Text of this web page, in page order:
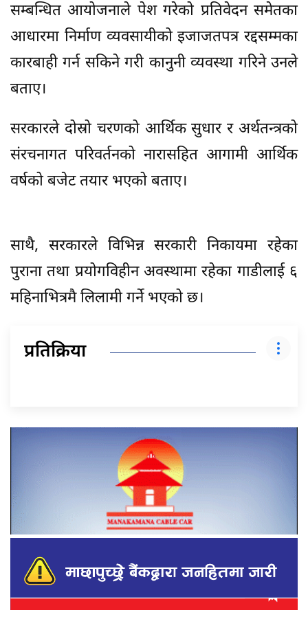
सम्बन्धित आयोजनाले पेश गरेको प्रतिवेदन समेतका
आधारमा निर्माण व्यवसायीको इजाजतपत्र रद्दसम्मका
कारबाही गर्न सकिने गरी कानुनी व्यवस्था गरिने उनले
बताए।
सरकारले दोस्रो चरणको आर्थिक सुधार र अर्थतन्त्रको
संरचनागत परिवर्तनको नारासहित आगामी आर्थिक
वर्षको बजेट तयार भएको बताए।
साथै, सरकारले विभिन्न सरकारी निकायमा रहेका
पुराना तथा प्रयोगविहीन अवस्थामा रहेका गाडीलाई ६
महिनाभित्रमै लिलामी गर्ने भएको छ।
प्रतिक्रिया